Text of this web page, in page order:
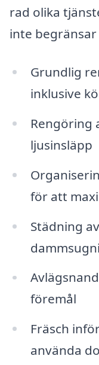
rad olika
inte begränsar
Grundlig
inklusive
Rengöring
ljusinsläpp
för att
Städning
föremål
Fräsch
använda